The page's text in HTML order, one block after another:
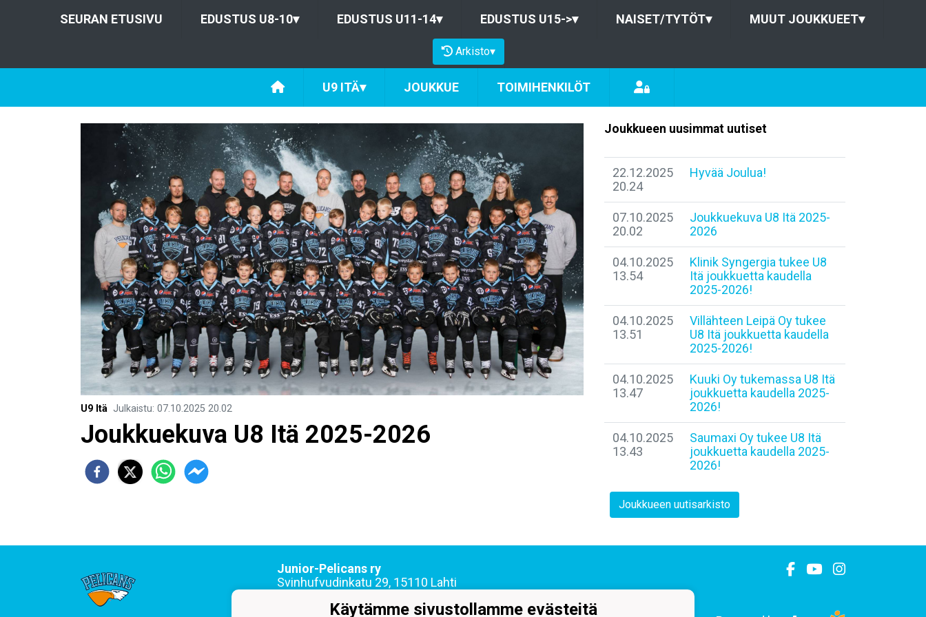
SEURAN ETUSIVU EDUSTUS U8-10▾ EDUSTUS U11-14▾ EDUSTUS U15->▾ NAISET/TYTÖT▾ MUUT JOUKKUEET▾
Arkisto▾
U9 ITÄ▾ JOUKKUE TOIMIHENKILÖT
U9 Itä Julkaistu: 07.10.2025 20.02
Joukkuekuva U8 Itä 2025-2026
Joukkueen uusimmat uutiset
22.12.2025
20.24
Hyvää Joulua!
07.10.2025
20.02
Joukkuekuva U8 Itä 2025-
2026
04.10.2025
13.54
Klinik Syngergia tukee U8
Itä joukkuetta kaudella
2025-2026!
04.10.2025
13.51
Villähteen Leipä Oy tukee
U8 Itä joukkuetta kaudella
2025-2026!
04.10.2025
13.47
Kuuki Oy tukemassa U8 Itä
joukkuetta kaudella 2025-
2026!
04.10.2025
13.43
Saumaxi Oy tukee U8 Itä
joukkuetta kaudella 2025-
2026!
Joukkueen uutisarkisto
Junior-Pelicans ry
Svinhufvudinkatu 29, 15110 Lahti
Toimisto avoinna ma-pe klo 9-15
Käytämme sivustollamme evästeitä